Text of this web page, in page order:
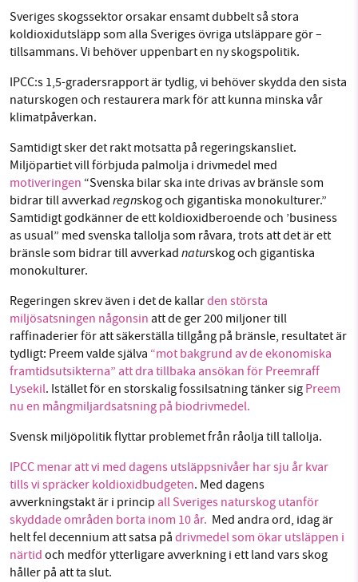
Sveriges skogssektor orsakar ensamt dubbelt så stora
koldioxidutsläpp som alla Sveriges övriga utsläppare gör –
tillsammans. Vi behöver uppenbart en ny skogspolitik.
IPCC:s 1,5-gradersrapport är tydlig, vi behöver skydda den sista
naturskogen och restaurera mark för att kunna minska vår
klimatpåverkan.
Samtidigt sker det rakt motsatta på regeringskansliet.
Miljöpartiet vill förbjuda palmolja i drivmedel med
motiveringen “Svenska bilar ska inte drivas av bränsle som
bidrar till avverkad regnskog och gigantiska monokulturer.”
Samtidigt godkänner de ett koldioxidberoende och ’business
as usual” med svenska tallolja som råvara, trots att det är ett
bränsle som bidrar till avverkad naturskog och gigantiska
monokulturer.
Regeringen skrev även i det de kallarden största
miljösatsningen någonsin att de ger 200 miljoner till
raffinaderier för att säkerställa tillgång på bränsle, resultatet är
tydligt: Preem valde själva “mot bakgrund av de ekonomiska
framtidsutsikterna” att dra tillbaka ansökan för Preemraff
Lysekil. Istället för en storskalig fossilsatning tänker sig Preem
nu en mångmiljardsatsning på biodrivmedel.
Svensk miljöpolitik flyttar problemet från råolja till tallolja.
IPCC menar att vi med dagens utsläppsnivåer har sju år kvar
tills vi spräcker koldioxidbudgeten. Med dagens
avverkningstakt är i princip all Sveriges naturskog utanför
skyddade områden borta inom 10 år. Med andra ord, idag är
helt fel decennium att satsa på drivmedel som ökar utsläppen i
närtid och medför ytterligare avverkning i ett land vars skog
håller på att ta slut.
1231368703
Läs vad vi vill göra